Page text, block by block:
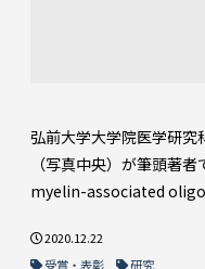
弘前大学大学院医学研
（写真中央）が筆頭著
myelin-associated
2020.12.22
受賞・表彰
研究